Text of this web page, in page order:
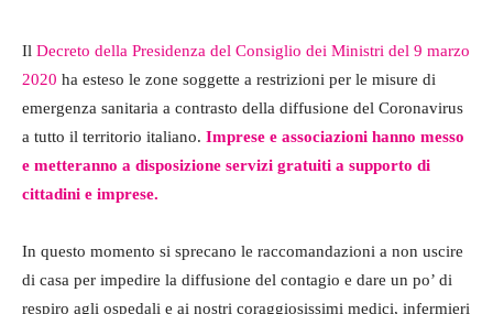
Il Decreto della Presidenza del Consiglio dei Ministri del 9 marzo
2020 ha esteso le zone soggette a restrizioni per le misure di
emergenza sanitaria a contrasto della diffusione del Coronavirus
a tutto il territorio italiano. Imprese e associazioni hanno messo
e metteranno a disposizione servizi gratuiti a supporto di
cittadini e imprese.
In questo momento si sprecano le raccomandazioni a non uscire
di casa per impedire la diffusione del contagio e dare un po’ di
respiro agli ospedali e ai nostri coraggiosissimi medici, infermieri